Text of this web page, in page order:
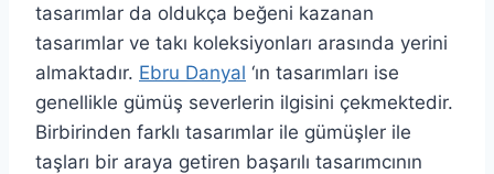
tasarımlar da oldukça beğeni kazanan
tasarımlar ve takı koleksiyonları arasında yerini
almaktadır. Ebru Danyal ‘ın tasarımları ise
genellikle gümüş severlerin ilgisini çekmektedir.
Birbirinden farklı tasarımlar ile gümüşler ile
taşları bir araya getiren başarılı tasarımcının